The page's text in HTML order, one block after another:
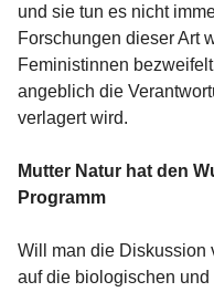
und sie tun es nicht
Forschungen dieser Art
Feministinnen
angeblich die
verlagert wird.
Mutter Natur hat den
Programm
Will man die Diskussion
auf die biologischen